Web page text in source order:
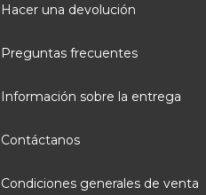
Hacer una devolución
Preguntas frecuentes
Información sobre la entrega
Contáctanos
Condiciones generales de venta